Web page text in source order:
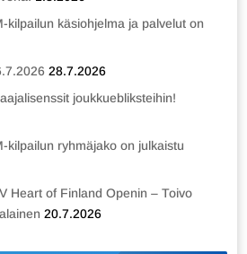
kilpailun käsiohjelma ja palvelut on
28.7.2026
joukkuebliksteihin!
kilpailun ryhmäjako on julkaistu
Heart of Finland Openin – Toivo
20.7.2026